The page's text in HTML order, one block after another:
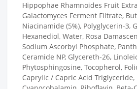
Hippophae Rhamnoides Fruit
Galactomyces Ferment Filtrate,
Niacinamide (5%), Polyglycerin-3,
Hexanediol, Water, Rosa
Sodium Ascorbyl Phosphate,
Ceramide NP, Glycereth-26,
Phytosphingosine, Tocopherol,
Caprylic / Capric Acid Triglyceride,